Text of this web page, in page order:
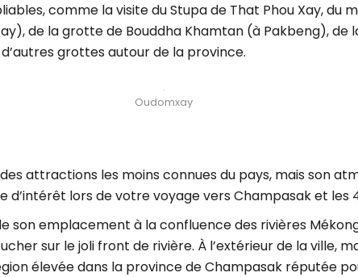
comme la visite du Stupa de That Phou Xay, du
de la grotte de Bouddha Khamtan (à Pakbeng), de
grottes autour de la province.
Oudomxay
des attractions les moins connues du pays, mais son
lors de votre voyage vers Champasak et les
son emplacement à la confluence des rivières
sur le joli front de rivière. À l’extérieur de la ville,
élevée dans la province de Champasak réputée